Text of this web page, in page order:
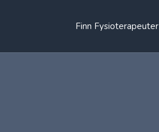
Finn Fysioterapeuter